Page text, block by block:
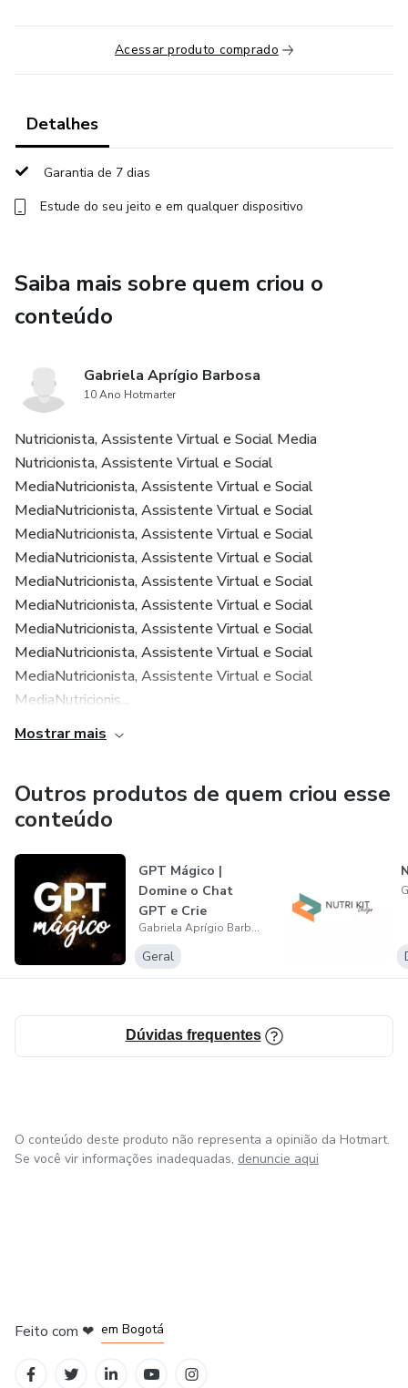
Versatilidade: Seja para negócios de moda, tecnologia,
gastronomia ou qualquer outro setor, nossa ferramenta
Organização com Facilidade: Mantenha seu conteúdo
sempre em ordem com o nosso organizador prático e fácil
pode revolucionar sua estratégia de conteúdo!
Acessar produto comprado
Detalhes
Garantia de 7 dias
Estude do seu jeito e em qualquer dispositivo
Saiba mais sobre quem criou o
conteúdo
Gabriela Aprígio Barbosa
10 Ano Hotmarter
Nutricionista, Assistente Virtual e Social Media
Nutricionista, Assistente Virtual e Social
MediaNutricionista, Assistente Virtual e Social
MediaNutricionista, Assistente Virtual e Social
MediaNutricionista, Assistente Virtual e Social
MediaNutricionista, Assistente Virtual e Social
MediaNutricionista, Assistente Virtual e Social
MediaNutricionista, Assistente Virtual e Social
MediaNutricionista, Assistente Virtual e Social
MediaNutricionista, Assistente Virtual e Social
MediaNutricionista, Assistente Virtual e Social
MediaNutricionis...
Mostrar mais
Outros produtos de quem criou esse
conteúdo
GPT Mágico |
Domine o Chat
GPT e Crie
Conteúdos
Incríveis!
Gabriela Aprígio Barbosa
Geral
Dúvidas frequentes
O conteúdo deste produto não representa a opinião da Hotmart.
Se você vir informações inadequadas, denuncie aqui
Feito com ❤ em Bogotá